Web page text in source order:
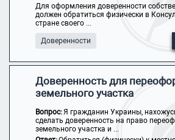
Для оформления доверенности
должен обратиться физически в
стране своего ...
Доверенности
Доверенность для
земельного участка
Вопрос:Я гражданин Украины,
сделать доверенность на право
земельного участка и ...